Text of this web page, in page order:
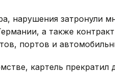
нарушения затронули
а также
портов и
картель прекратил